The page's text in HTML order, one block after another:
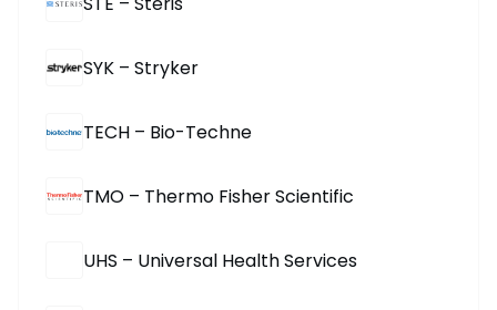
SYK – Stryker
TECH – Bio-Techne
TMO – Thermo Fisher Scientific
UHS – Universal Health Services